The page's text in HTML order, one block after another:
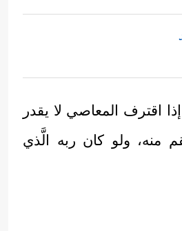
اقترف المعاصي لا يقدر
منه، ولو كان ربه الَّذي